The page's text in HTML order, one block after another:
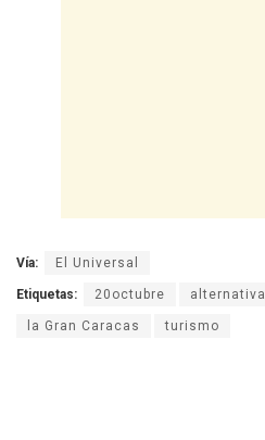
Vía: El Universal
Etiquetas: 20octubre alternativa
la Gran Caracas turismo